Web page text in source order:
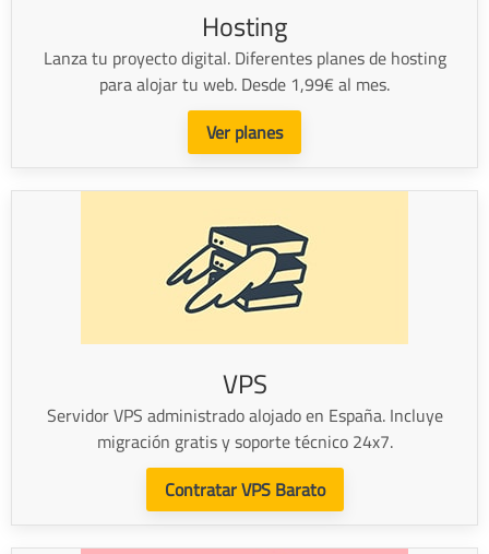
Hosting
Lanza tu proyecto digital. Diferentes planes de hosting
para alojar tu web. Desde 1,99€ al mes.
Ver planes
VPS
Servidor VPS administrado alojado en España. Incluye
migración gratis y soporte técnico 24x7.
Contratar VPS Barato